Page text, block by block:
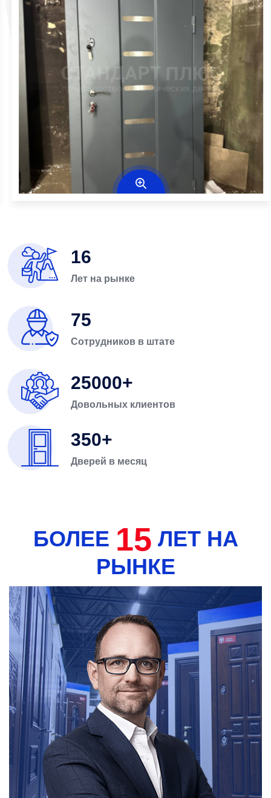
16
Лет на рынке
75
Сотрудников в штате
25000
Довольных клиентов
350
Дверей в месяц
БОЛЕЕ 15 ЛЕТ НА
РЫНКЕ